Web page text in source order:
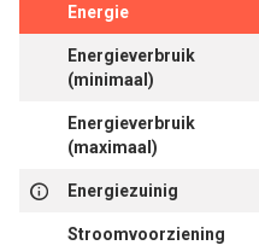
Energie
Energieverbruik
(minimaal)
Energieverbruik
(maximaal)
Energiezuinig
Stroomvoorziening